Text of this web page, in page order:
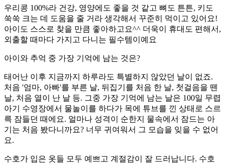
우리콩 100%라 건강, 영양에도 좋을 것 같고 뼈도 튼튼, 키도
쑥쑥 크는 데 도움을 줄 거라 생각해서 꾸준히 먹이고 있어요!
아이도 스스로 찾을 만큼 좋아하고요^^ 더욱이 휴대도 편해서,
외출할 때마다 가지고 다니는 필수템이예요
아이와 추억 중 가장 기억에 남는 것은?
태어난 이후 지금까지 하루라도 특별하지 않았던 날이 없죠.
처음 '엄마, 아빠'를 부른 날, 뒤집기를 처음 한 날, 첫걸음을 뗀
날, 처음 열이 난 날 등. 그중 가장 기억에 남는 날은 100일 무렵
아기 수영장에서 물놀이를 하다가 목에 튜브를 낀 상태로 스르
륵 잠들던 때에요. 얼마나 성격이 순한지 물속에서 잠드는 아
기는 처음 봤다니까요? 너무 귀여워서 그 모습을 잊을 수 없어
요.
수호가 입은 옷들 모두 예쁘고 계절감이 잘 드러납니다. 수호